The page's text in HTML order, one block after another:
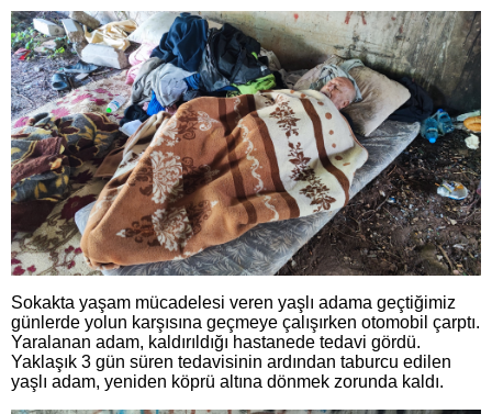
Sokakta yaşam mücadelesi veren yaşlı adama geçtiğimiz
günlerde yolun karşısına geçmeye çalışırken otomobil çarptı.
Yaralanan adam, kaldırıldığı hastanede tedavi gördü.
Yaklaşık 3 gün süren tedavisinin ardından taburcu edilen
yaşlı adam, yeniden köprü altına dönmek zorunda kaldı.